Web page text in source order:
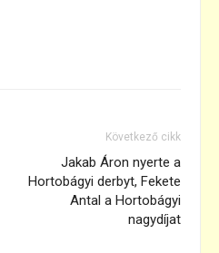
Következő cikk
Jakab Áron nyerte a
Hortobágyi derbyt, Fekete
Antal a Hortobágyi
nagydíjat